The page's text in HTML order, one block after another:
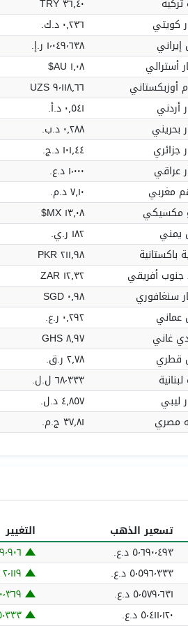
تركية ٣٦٫٤٠ TRY
كويتي ٠٫٢٣٦ د.ك.‏
إيراني ١٬٠٤٩٬٦٣٨ ر.إ.
أسترالي ١٫٠٨ AU$
أوزبكستاني ٩٬١١٨٫٦٦ UZS
أردني ٠٫٥٤١ د.أ.‏
بحريني ٠٫٢٨٨ د.ب.‏
جزائري ١٠١٫٤٤ د.ج.‏
عراقي ١٬٠٠٠ د.ع.‏
مغربي ٧٫١٠ د.م.‏
مكسيكي ١٣٫٠٨ MX$
يمني ١٨٢ ر.ي.‏
باكستانية ٢١١٫٩٨ PKR
جنوب أفريقي ١٢٫٣٢ ZAR
سنغافوري ٠٫٩٨ SGD
عماني ٠٫٢٩٢ ر.ع.‏
غاني ٨٫٩٧ GHS
قطري ٢٫٧٨ ر.ق.‏
٦٨٬٣٣٣ ل.ل.‏
ليبي ٤٫٨٥٧ د.ل.‏
مصري ٣٧٫٨١ ج.م.‏
تسعير الذهب التغيير
٥٬٦٩٠٬٤٩٣ د.ع.‏
٥٬٥٩٦٬٣٣٣ د.ع.‏
٥٬٥٧٩٬٦٣١ د.ع.‏
٥٬٤١١٬١٢٠ د.ع.‏